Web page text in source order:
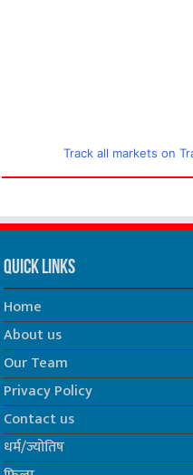
Track all markets on
Quick Links
Home
About us
Our Team
Privacy Policy
Contact us
धर्म/ज्योतिष